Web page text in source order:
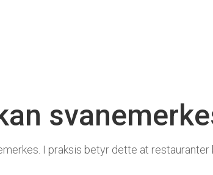
I praksis betyr dette at